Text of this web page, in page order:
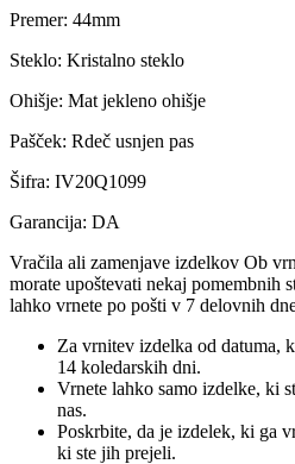
Premer: 44mm
Steklo: Kristalno steklo
Ohišje: Mat jekleno ohišje
Pašček: Rdeč usnjen pas
Šifra: IV20Q1099
Garancija: DA
Vračila ali zamenjave izdelkov Ob
morate upoštevati nekaj pomembnih
lahko vrnete po pošti v 7 delovnih
Za vrnitev izdelka od datuma,
14 koledarskih dni.
Vrnete lahko samo izdelke, ki
nas.
Poskrbite, da je izdelek, ki ga
ki ste jih prejeli.